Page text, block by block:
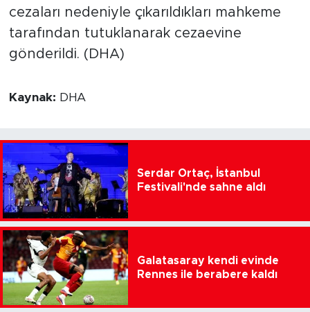
cezaları nedeniyle çıkarıldıkları mahkeme
tarafından tutuklanarak cezaevine
gönderildi. (DHA)
Kaynak: DHA
Serdar Ortaç, İstanbul
Festivali'nde sahne aldı
Galatasaray kendi evinde
Rennes ile berabere kaldı